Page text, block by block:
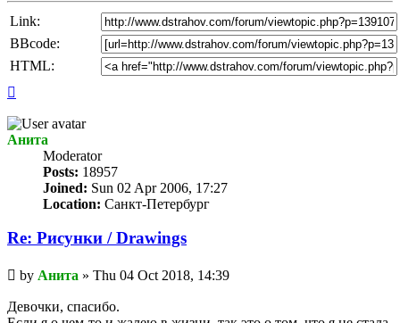
Link:
BBcode:
HTML:
Анита
Мoderator
Posts: 18957
Joined: Sun 02 Apr 2006, 17:27
Location: Санкт-Петербург
Re: Рисунки / Drawings
Unread
post
by Анита » Thu 04 Oct 2018, 14:39
Девочки, спасибо.